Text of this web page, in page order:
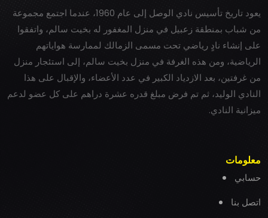
يعود تاريخ تأسيس نادي الوصل إلى عام 1960، عندما اجتمع مجموعة
من شباب بمنطقة زعبيل في منزل المغفور له بخيت سالم، واتفقوا
على إنشاء نادٍ رياضي تحت مسمى الزمالك لممارسة هواياتهم
الرياضية، ومن هذه الغرفة في منزل بخيت سالم، إلى استئجار منزل
من غرفتين، بعد الازدياد الكبير في عدد الأعضاء، والإقبال على هذا
النادي الوليد، ثم تم فرض مبلغ قدره عشرة دراهم على كل عضو لدعم
ميزانية النادي.
معلومات
حسابي
اتصل بنا